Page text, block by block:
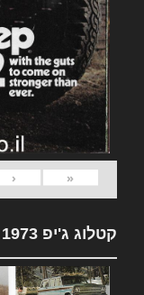
«
‹
קטלוג ג'יפ 1973